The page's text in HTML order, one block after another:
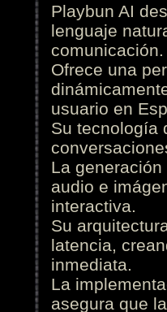
Playbun AI
lenguaje
comunicación.
Ofrece una
usuario en
Su tecnología
La
audio e
interactiva.
Su
latencia,
inmediata.
La
asegura que